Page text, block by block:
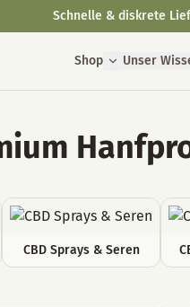
Shop Unser
CBD Sprays & Seren
Schnelle & diskrete